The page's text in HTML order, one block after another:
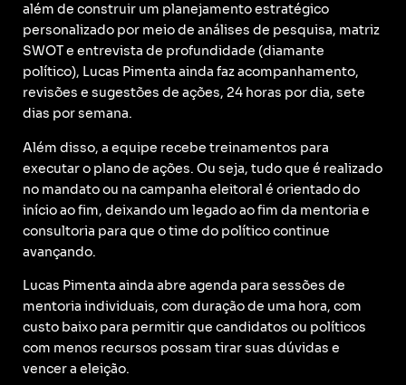
além de construir um planejamento estratégico
personalizado por meio de análises de pesquisa, matriz
SWOT e entrevista de profundidade (diamante
político), Lucas Pimenta ainda faz acompanhamento,
revisões e sugestões de ações, 24 horas por dia, sete
dias por semana.
Além disso, a equipe recebe treinamentos para
executar o plano de ações. Ou seja, tudo que é realizado
no mandato ou na campanha eleitoral é orientado do
início ao fim, deixando um legado ao fim da mentoria e
consultoria para que o time do político continue
avançando.
Lucas Pimenta ainda abre agenda para sessões de
mentoria individuais, com duração de uma hora, com
custo baixo para permitir que candidatos ou políticos
com menos recursos possam tirar suas dúvidas e
vencer a eleição.